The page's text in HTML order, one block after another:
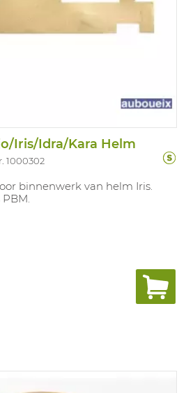
Iris/Idra/Kara Helm
1000302
binnenwerk van helm Iris.